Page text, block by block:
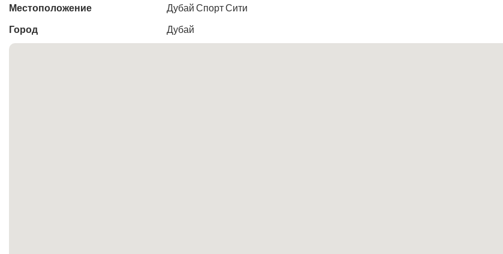
Местоположение
Дубай Спорт Сити
Город
Дубай